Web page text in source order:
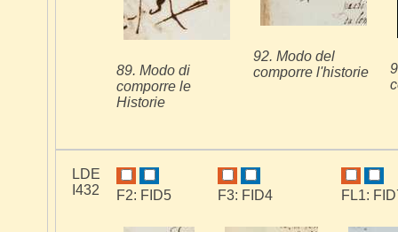
89. Modo di
comporre le
Historie
92. Modo del
comporre l'historie
LDE
I432
F2: FID5 F3: FID4 FL1: